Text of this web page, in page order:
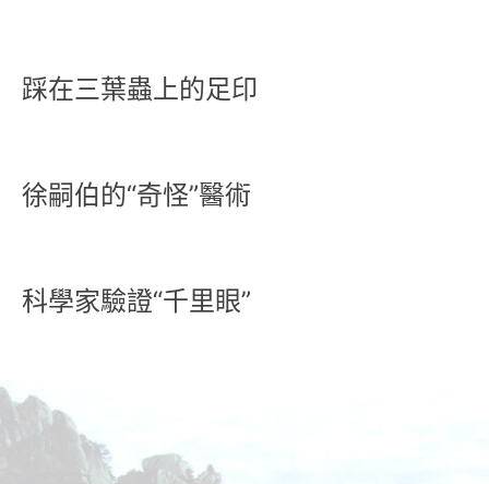
踩在三葉蟲上的足印
徐嗣伯的“奇怪”醫術
科學家驗證“千里眼”